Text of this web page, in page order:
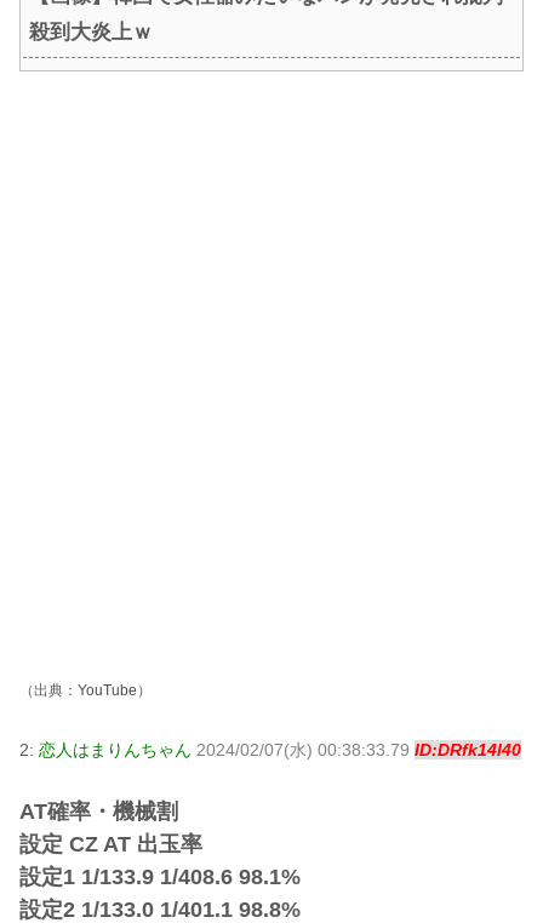
殺到大炎上ｗ
（出典： YouTube ）
2: 恋人はまりんちゃん 2024/02/07(水) 00:38:33.79 ID:DRfk14l40
AT確率・機械割
設定 CZ AT 出玉率
設定1 1/133.9 1/408.6 98.1%
設定2 1/133.0 1/401.1 98.8%